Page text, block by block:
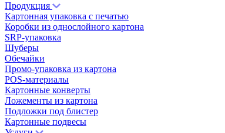
Продукция
Картонная упаковка с печатью
Коробки из однослойного картона
SRP-упаковка
Шуберы
Обечайки
Промо‑упаковка из картона
POS-материалы
Картонные конверты
Ложементы из картона
Подложки под блистер
Картонные подвесы